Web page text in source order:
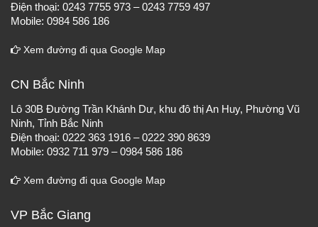
Điện thoại: 0243 7755 973 – 0243 7759 497
Mobile: 0984 586 186
Xem đường đi qua Google Map
CN Bắc Ninh
Lô 30B Đường Trần Khánh Dư, khu đô thị An Huy, Phường Vũ
Ninh, Tỉnh Bắc Ninh
Điện thoại: 0222 363 1916 – 0222 390 8639
Mobile: 0932 711 979 – 0984 586 186
Xem đường đi qua Google Map
VP Bắc Giang